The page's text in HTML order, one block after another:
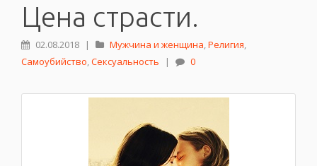
Цена страсти.
02.08.2018 | Мужчина и женщина,Религия,
Самоубийство,Сексуальность | 0